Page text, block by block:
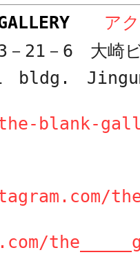
ア
－ 21 － 6 大崎
bldg.
blank-